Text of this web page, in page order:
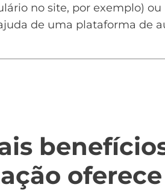
no site, por exemplo) ou
de uma plataforma de
oferece